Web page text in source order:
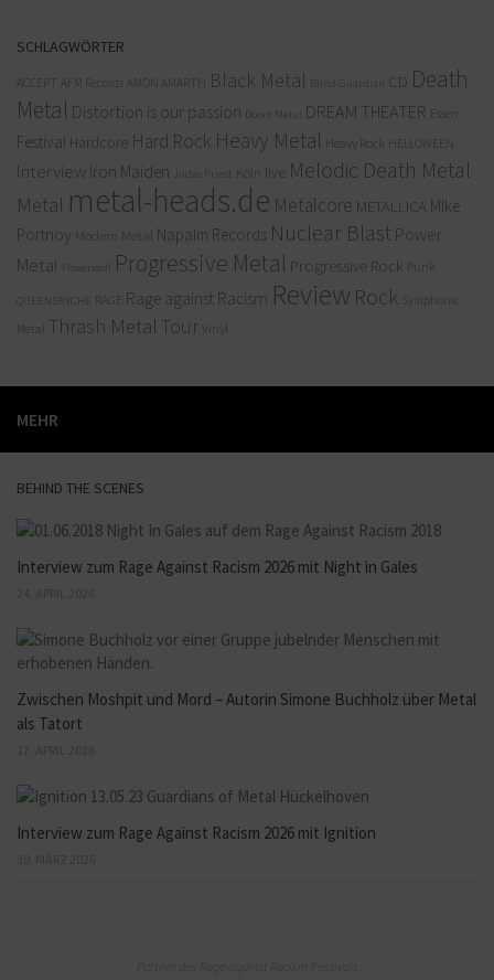
SCHLAGWÖRTER
ACCEPT AFM Records AMON AMARTH Black Metal Blind Guardian CD Death
Metal Distortion is our passion Doom Metal DREAM THEATER Essen
Festival Hardcore Hard Rock Heavy Metal Heavy Rock HELLOWEEN
Interview Iron Maiden Judas Priest Köln live Melodic Death Metal
Metal metal-heads.de Metalcore METALLICA MIke
Portnoy Modern Metal Napalm Records Nuclear Blast Power
Metal
Powerwolf Progressive Metal Progressive Rock Punk
QUEENSRYCHE RAGE Rage against Racism Review Rock
Symphonic
Metal
Thrash Metal Tour Vinyl
MEHR
BEHIND THE SCENES
Interview zum Rage Against Racism 2026 mit Night in Gales
Zwischen Moshpit und Mord – Autorin Simone Buchholz über Metal
als Tatort
Interview zum Rage Against Racism 2026 mit Ignition